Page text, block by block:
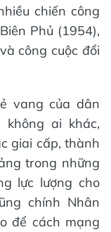
chiến công
Phủ (1954),
công cuộc đổi
vang của dân
ai khác,
giai cấp, thành
trong những
lực lượng cho
chính Nhân
để cách mạng